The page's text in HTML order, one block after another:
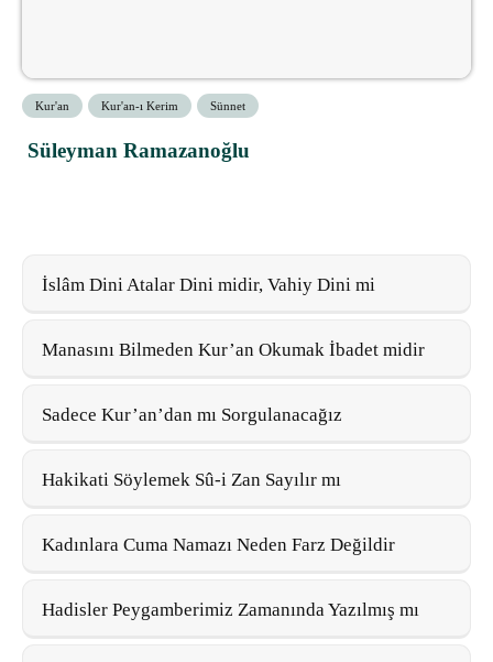
Kur'an Kur'an-ı Kerim Sünnet
Süleyman Ramazanoğlu
İslâm Dini Atalar Dini midir, Vahiy Dini mi
Manasını Bilmeden Kur’an Okumak İbadet midir
Sadece Kur’an’dan mı Sorgulanacağız
Hakikati Söylemek Sû-i Zan Sayılır mı
Kadınlara Cuma Namazı Neden Farz Değildir
Hadisler Peygamberimiz Zamanında Yazılmış mı